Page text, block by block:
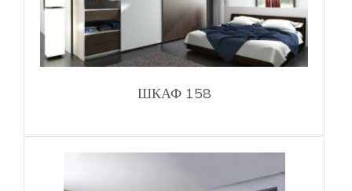
ШКАФ 158